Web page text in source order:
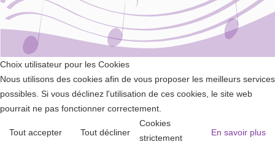
Choix utilisateur pour les Cookies
Nous utilisons des cookies afin de vous proposer les meilleurs services
possibles. Si vous déclinez l'utilisation de ces cookies, le site web
pourrait ne pas fonctionner correctement.
Tout accepter Tout décliner En savoir plus
Cookies
strictement